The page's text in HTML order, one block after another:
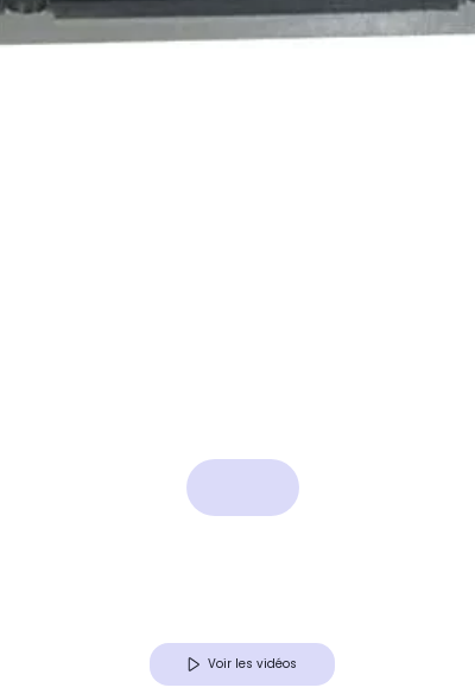
Voir les vidéos